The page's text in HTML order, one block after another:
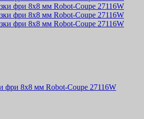
фри 8х8 мм Robot-Coupe 27116W